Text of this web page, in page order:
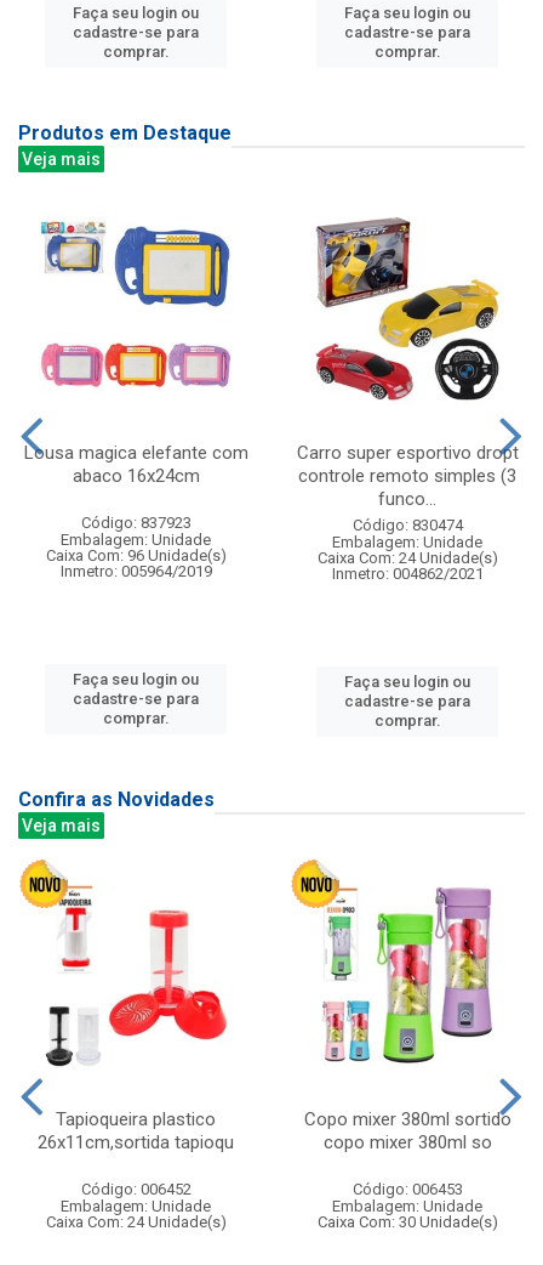
Faça seu login ou
cadastre-se para
comprar.
Faça seu login ou
cadastre-se para
comprar.
Produtos em Destaque
Veja mais
Lousa magica elefante com
abaco 16x24cm
Código: 837923
Embalagem: Unidade
Caixa Com: 96 Unidade(s)
Inmetro: 005964/2019
Faça seu login ou
cadastre-se para
comprar.
Carro super esportivo dropt
controle remoto simples (3
funco...
Código: 830474
Embalagem: Unidade
Caixa Com: 24 Unidade(s)
Inmetro: 004862/2021
Faça seu login ou
cadastre-se para
comprar.
Confira as Novidades
Veja mais
Tapioqueira plastico
26x11cm,sortida tapioqu
Código: 006452
Embalagem: Unidade
Caixa Com: 24 Unidade(s)
Copo mixer 380ml sortido
copo mixer 380ml so
Código: 006453
Embalagem: Unidade
Caixa Com: 30 Unidade(s)